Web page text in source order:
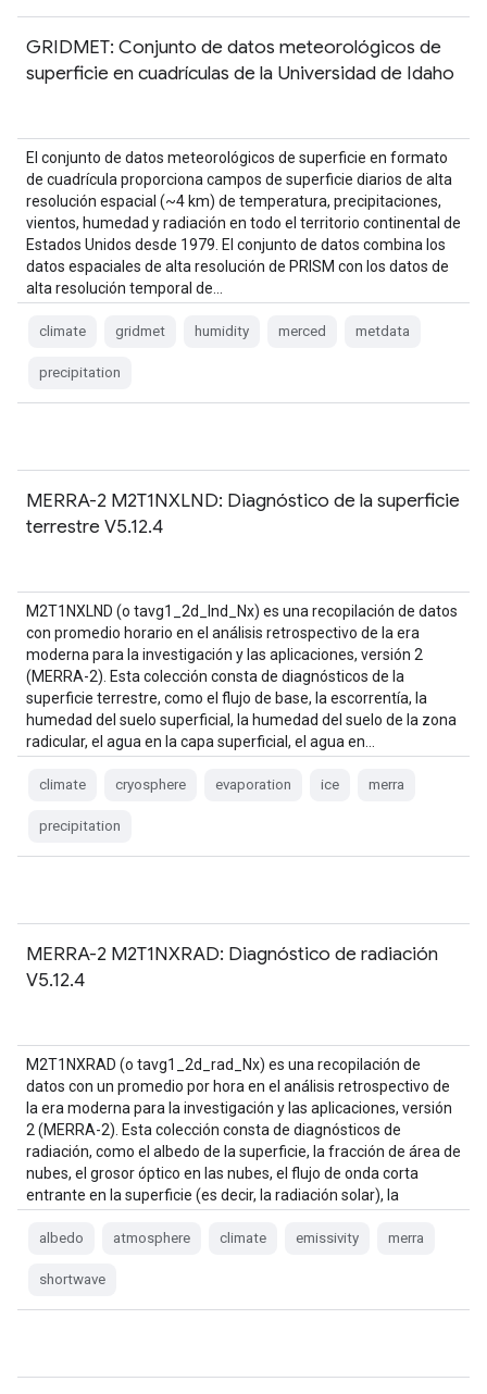
GRIDMET: Conjunto de datos meteorológicos de
superficie en cuadrículas de la Universidad de Idaho
El conjunto de datos meteorológicos de superficie en formato
de cuadrícula proporciona campos de superficie diarios de alta
resolución espacial (~4 km) de temperatura, precipitaciones,
vientos, humedad y radiación en todo el territorio continental de
Estados Unidos desde 1979. El conjunto de datos combina los
datos espaciales de alta resolución de PRISM con los datos de
alta resolución temporal de…
climate gridmet humidity merced metdata
precipitation
MERRA-2 M2T1NXLND: Diagnóstico de la superficie
terrestre V5.12.4
M2T1NXLND (o tavg1_2d_lnd_Nx) es una recopilación de datos
con promedio horario en el análisis retrospectivo de la era
moderna para la investigación y las aplicaciones, versión 2
(MERRA-2). Esta colección consta de diagnósticos de la
superficie terrestre, como el flujo de base, la escorrentía, la
humedad del suelo superficial, la humedad del suelo de la zona
radicular, el agua en la capa superficial, el agua en…
climate cryosphere evaporation ice merra
precipitation
MERRA-2 M2T1NXRAD: Diagnóstico de radiación
V5.12.4
M2T1NXRAD (o tavg1_2d_rad_Nx) es una recopilación de
datos con un promedio por hora en el análisis retrospectivo de
la era moderna para la investigación y las aplicaciones, versión
2 (MERRA-2). Esta colección consta de diagnósticos de
radiación, como el albedo de la superficie, la fracción de área de
nubes, el grosor óptico en las nubes, el flujo de onda corta
entrante en la superficie (es decir, la radiación solar), la
albedo atmosphere climate emissivity merra
shortwave